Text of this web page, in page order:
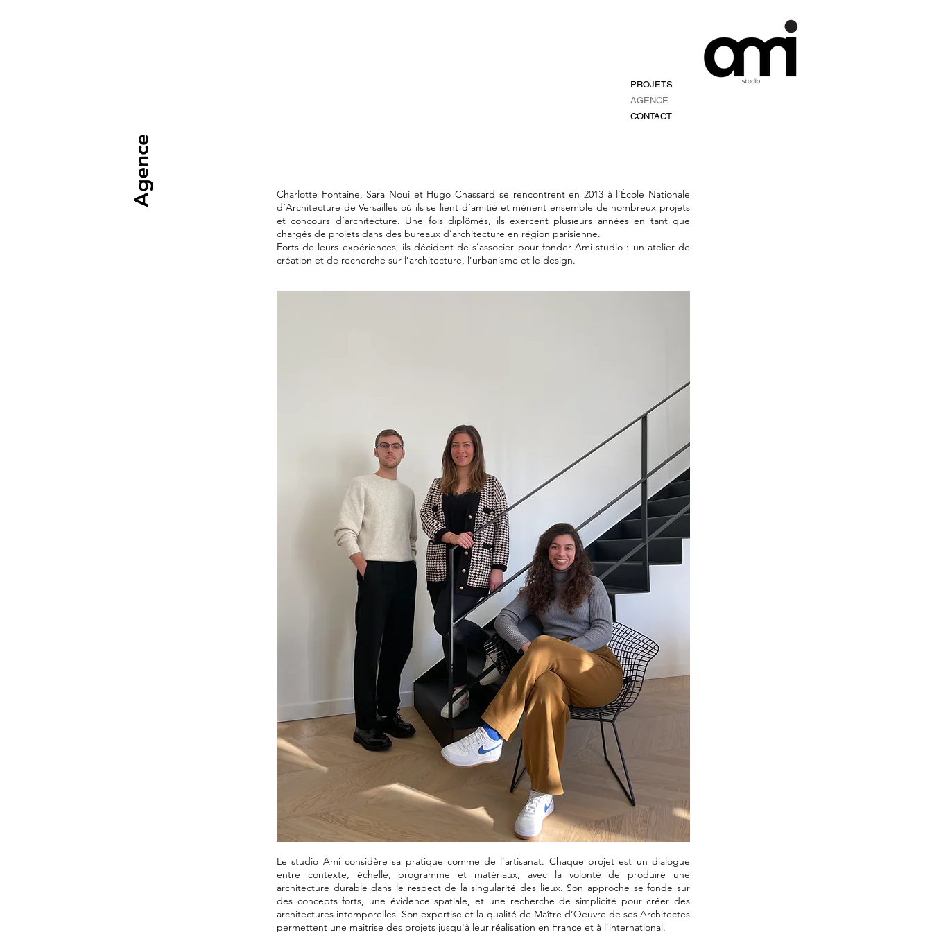
PROJETS
AGENCE
CONTACT
Agence
Charlotte Fontaine, Sara Noui et Hugo Chassard se rencontrent en 2013 à l’École Nationale
d’Architecture de Versailles où ils se lient d’amitié et mènent ensemble de nombreux projets
et concours d’architecture. Une fois diplômés, ils exercent plusieurs années en tant que
chargés de projets dans des bureaux d’architecture en région parisienne.
Forts de leurs expériences, ils décident de s’associer pour fonder Ami studio : un atelier de
création et de recherche sur l’architecture, l’urbanisme et le design.
Le studio Ami considère sa pratique comme de l’artisanat. Chaque projet est un dialogue
entre contexte, échelle, programme et matériaux, avec la volonté de produire une
architecture durable dans le respect de la singularité des lieux. Son approche se fonde sur
des concepts forts, une évidence spatiale, et une recherche de simplicité pour créer des
architectures intemporelles. Son expertise et la qualité de Maître d’Oeuvre de ses Architectes
permettent une maitrise des projets jusqu'à leur réalisation en France et à l’international.